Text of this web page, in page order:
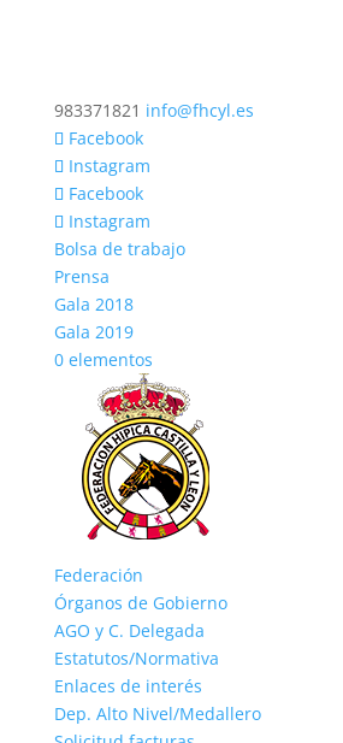
983371821 info@fhcyl.es
Facebook
Instagram
Facebook
Instagram
Bolsa de trabajo
Prensa
Gala 2018
Gala 2019
0 elementos
Federación
Órganos de Gobierno
AGO y C. Delegada
Estatutos/Normativa
Enlaces de interés
Dep. Alto Nivel/Medallero